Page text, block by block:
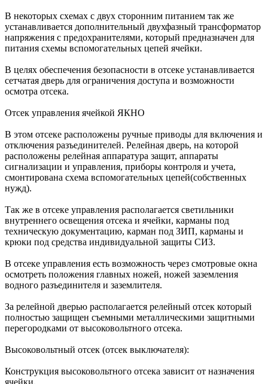
В некоторых схемах с двух сторонним питанием так же
устанавливается дополнительный двухфазный трансформатор
напряжения с предохранителями, который предназначен для
питания схемы вспомогательных цепей ячейки.
В целях обеспечения безопасности в отсеке устанавливается
сетчатая дверь для ограничения доступа и возможности
осмотра отсека.
Отсек управления ячейкой ЯКНО
В этом отсеке расположены ручные приводы для включения и
отключения разъединителей. Релейная дверь, на которой
расположены релейная аппаратура защит, аппараты
сигнализации и управления, приборы контроля и учета,
смонтирована схема вспомогательных цепей(собственных
нужд).
Так же в отсеке управления располагается светильники
внутреннего освещения отсека и ячейки, карманы под
техническую документацию, карман под ЗИП, карманы и
крюки под средства индивидуальной защиты СИЗ.
В отсеке управления есть возможность через смотровые окна
осмотреть положения главных ножей, ножей заземления
водного разъединителя и заземлителя.
За релейной дверью располагается релейный отсек который
полностью защищен съемными металлическими защитными
перегородками от высоковольтного отсека.
Высоковольтный отсек (отсек выключателя):
Конструкция высоковольтного отсека зависит от назначения
ячейки.